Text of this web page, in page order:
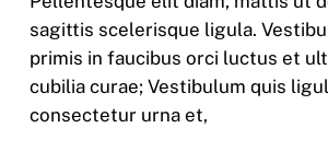
sagittis scelerisque ligula.
primis in faucibus orci luctus et
cubilia curae; Vestibulum quis
consectetur urna et,